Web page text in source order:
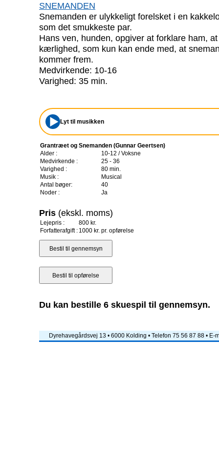
SNEMANDEN
Snemanden er ulykkeligt forelsket i en
som det smukkeste par.
Hans ven, hunden, opgiver at forklare ham,
kærlighed, som kun kan ende med, at
kommer frem.
Medvirkende: 10-16
Varighed: 35 min.
Lyt til musikken
Grantræet og Snemanden (Gunnar Geertsen)
Alder :
10-12 / Voksne
Medvirkende :
25 - 36
Varighed :
80 min.
Musik :
Musical
Antal bøger:
40
Noder :
Ja
Pris (ekskl. moms)
Lejepris :
800 kr.
Forfatterafgift : 1000 kr. pr. opførelse
Du kan bestille 6 skuespil til gennemsyn.
Dyrehavegårdsvej 13 • 6000 Kolding • Telefon 75 56 87 88 • E-